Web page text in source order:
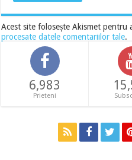
Acest site folosește Akismet pentru
procesate datele comentariilor tale.
6,983
Prieteni